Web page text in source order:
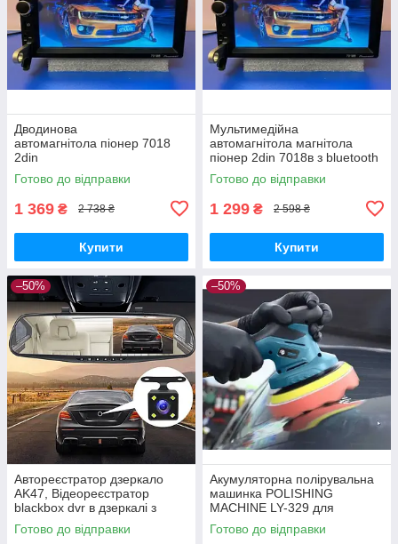
Дводинова
автомагнітола піонер 7018
2din
Bluetooth, мр3, USB, Мультим
едійна процесорна
дюймів і блютузом
Готово до відправки
1 369 ₴ 2 738 ₴
Купити
Мультимедійна
автомагнітола магнітола
піонер 2din 7018в з bluetooth
USB мр3 mp5 з екраном 7
дюймів в авто машину
Готово до відправки
1 299 ₴ 2 598 ₴
Купити
–50%
Автореєстратор дзеркало
AK47, Відеореєстратор
blackbox dvr в дзеркалі з
камерою заднього виду для
паркування, Дзеркало
Готово до відправки
–50%
Акумуляторна полірувальна
машинка POLISHING
MACHINE LY-329 для
автомобіля та інших
поверхонь на 2 акумулятори
Готово до відправки